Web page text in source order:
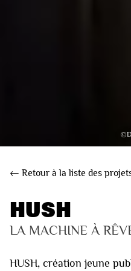
← Retour à la liste des
HUSH
LA MACHINE À
HUSH, création jeune